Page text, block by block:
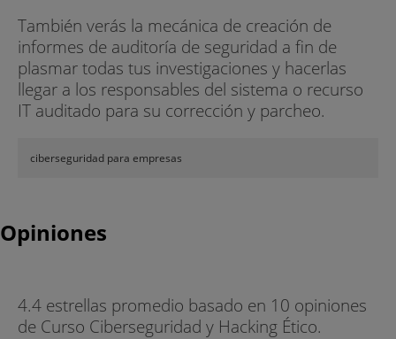
También verás la mecánica de creación de
informes de auditoría de seguridad a fin de
plasmar todas tus investigaciones y hacerlas
llegar a los responsables del sistema o recurso
IT auditado para su corrección y parcheo.
ciberseguridad para empresas
Opiniones
4.4 estrellas promedio basado en 10 opiniones
de Curso Ciberseguridad y Hacking Ético.